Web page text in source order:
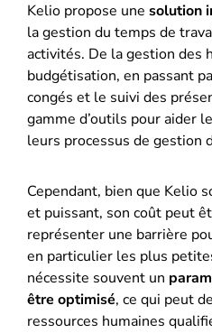
Kelio propose une solution
la gestion du temps de
activités. De la gestion des
budgétisation, en passant
congés et le suivi des
gamme d’outils pour aider
leurs processus de gestion
Cependant, bien que Kelio
et puissant, son coût peut
représenter une barrière
en particulier les plus
nécessite souvent un
être optimisé, ce qui peut
ressources humaines